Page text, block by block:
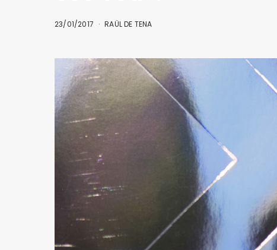
23/01/2017 RAÜL DE TENA